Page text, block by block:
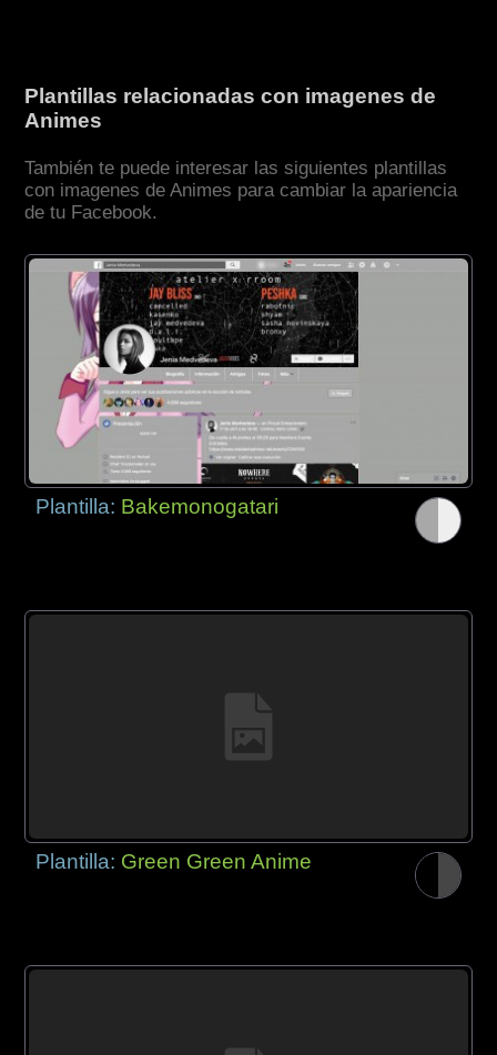
Plantillas relacionadas con imagenes de
Animes
También te puede interesar las siguientes plantillas
con imagenes de Animes para cambiar la apariencia
de tu Facebook.
Plantilla: Bakemonogatari
Plantilla: Green Green Anime